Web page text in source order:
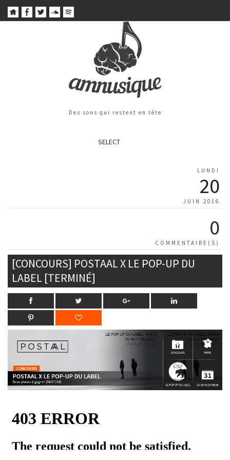
Des sons qui restent en tête
SELECT
LUNDI
20
JUIN 2016
0
COMMENTAIRE(S)
[CONCOURS] POSTAAL X LE POP-UP DU
LABEL [TERMINÉ]